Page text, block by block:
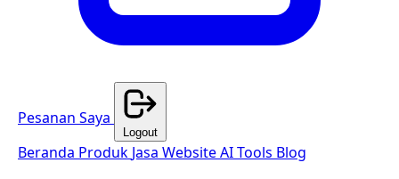
Pesanan Saya
Logout
Beranda Produk Jasa WebsiteAI Tools Blog